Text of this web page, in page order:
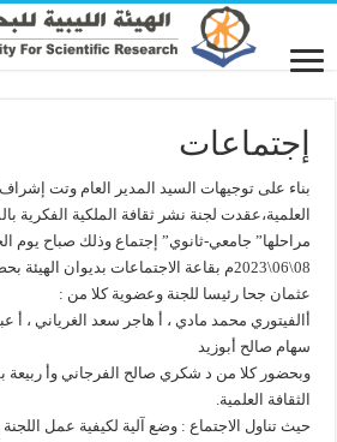
إجتماعات
بناء على توجيهات السيد المدير العام وتت إشراف
العلمية،عقدت لجنة نشر ثقافة الملكية الفكرية
مراحلها” جامعي-ثانوي” إجتماع وذلك صباح يوم
08\06\2023م بقاعة الاجتماعات بديوان
عثمان جحا رئيسا للجنة وعضوية كلا من :
أالفيتوري محمد مادي ، أ هاجر سعد الغرياني ، أ
سهام صالح أبوزيد
وبحضور كلا من د شكري صالح الفرجاني وأ ربيعة
الثقافة العلمية.
حيث تناول الاجتماع : وضع آلية لكيفية عمل